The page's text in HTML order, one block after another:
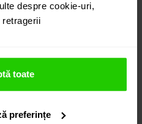
despre cookie-uri,
toate
preferințe
conturează o
definită de o structură
piatra,
în valoare trăsăturile.